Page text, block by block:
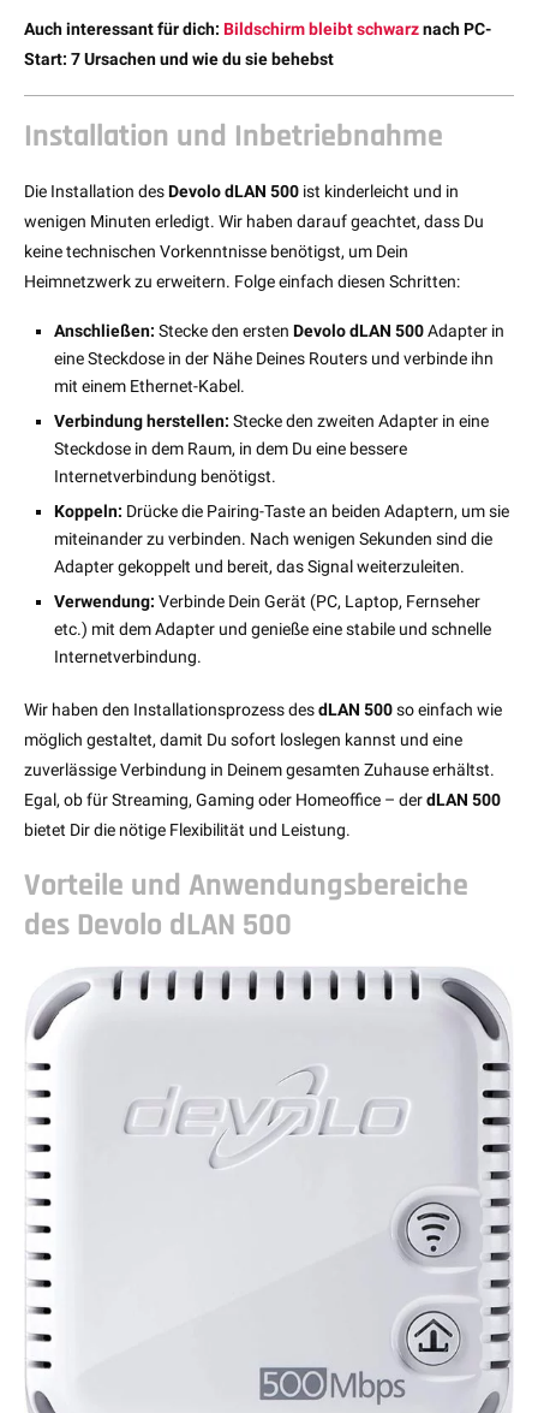
Auch interessant für dich: Bildschirm bleibt schwarznach PC-
Start: 7 Ursachen und wie du sie behebst
Installation und Inbetriebnahme
Die Installation desDevolo dLAN 500 ist kinderleicht und in
wenigen Minuten erledigt. Wir haben darauf geachtet, dass Du
keine technischen Vorkenntnisse benötigst, um Dein
Heimnetzwerk zu erweitern. Folge einfach diesen Schritten:
Anschließen: Stecke den ersten Devolo dLAN 500Adapter in
eine Steckdose in der Nähe Deines Routers und verbinde ihn
mit einem Ethernet-Kabel.
Verbindung herstellen: Stecke den zweiten Adapter in eine
Steckdose in dem Raum, in dem Du eine bessere
Internetverbindung benötigst.
Koppeln: Drücke die Pairing-Taste an beiden Adaptern, um sie
miteinander zu verbinden. Nach wenigen Sekunden sind die
Adapter gekoppelt und bereit, das Signal weiterzuleiten.
Verwendung: Verbinde Dein Gerät (PC, Laptop, Fernseher
etc.) mit dem Adapter und genieße eine stabile und schnelle
Internetverbindung.
Wir haben den Installationsprozess desdLAN 500so einfach wie
möglich gestaltet, damit Du sofort loslegen kannst und eine
zuverlässige Verbindung in Deinem gesamten Zuhause erhältst.
Egal, ob für Streaming, Gaming oder Homeoffice – derdLAN 500
bietet Dir die nötige Flexibilität und Leistung.
Vorteile und Anwendungsbereiche
des Devolo dLAN 500